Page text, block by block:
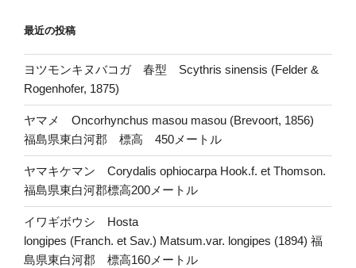
最近の投稿
ヨツモンキヌバコガ 春型 Scythris sinensis (Felder &
Rogenhofer, 1875)
ヤマメ Oncorhynchus masou masou (Brevoort, 1856)
福島県東白河郡 標高 450メートル
ヤマキケマン Corydalis ophiocarpa Hook.f. et Thomson.
福島県東白河郡標高200メートル
イワギボウシ Hosta
longipes (Franch. et Sav.) Matsum.var. longipes (1894) 福
島県東白河郡 標高160メートル